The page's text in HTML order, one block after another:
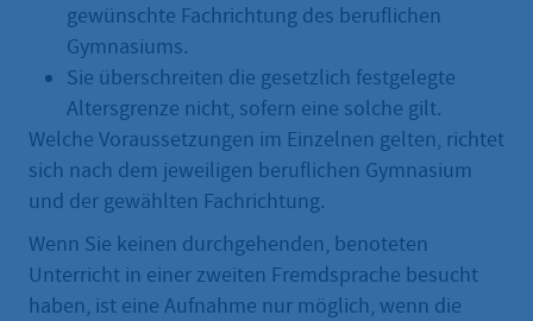
gewünschte Fachrichtung des beruflichen
Gymnasiums.
Sie überschreiten die gesetzlich festgelegte
Altersgrenze nicht, sofern eine solche gilt.
Welche Voraussetzungen im Einzelnen gelten, richtet
sich nach dem jeweiligen beruflichen Gymnasium
und der gewählten Fachrichtung.
Wenn Sie keinen durchgehenden, benoteten
Unterricht in einer zweiten Fremdsprache besucht
haben, ist eine Aufnahme nur möglich, wenn die